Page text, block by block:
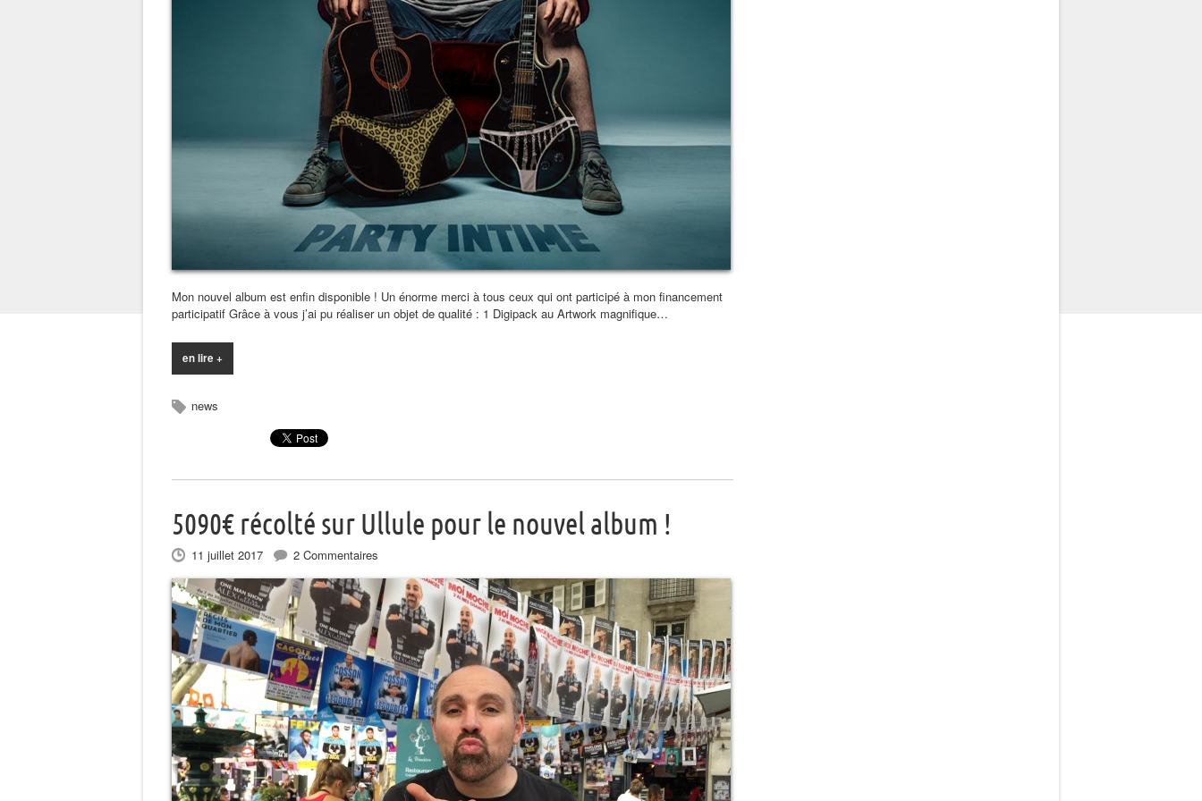
Mon nouvel album est enfin disponible ! Un énorme merci à tous ceux qui ont participé à mon financement
participatif Grâce à vous j’ai pu réaliser un objet de qualité : 1 Digipack au Artwork magnifique…
en lire +
news
5090€ récolté sur Ullule pour le nouvel album !
11 juillet 2017 2 Commentaires